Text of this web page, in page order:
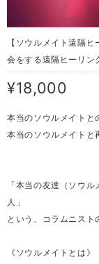
【ソウルメイト遠隔
会をする遠隔ヒーリン
¥18,000
本当のソウルメイトと
本当のソウルメイトと
「本当の友達（ソウ
人」
という、コラムニスト
《ソウルメイトとは》